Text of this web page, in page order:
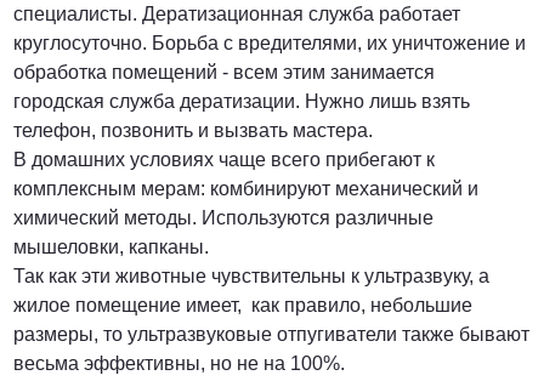
специалисты. Дератизационная служба работает
круглосуточно. Борьба с вредителями, их уничтожение и
обработка помещений - всем этим занимается
городская служба дератизации. Нужно лишь взять
телефон, позвонить и вызвать мастера.
В домашних условиях чаще всего прибегают к
комплексным мерам: комбинируют механический и
химический методы. Используются различные
мышеловки, капканы.
Так как эти животные чувствительны к ультразвуку, а
жилое помещение имеет, как правило, небольшие
размеры, то ультразвуковые отпугиватели также бывают
весьма эффективны, но не на 100%.